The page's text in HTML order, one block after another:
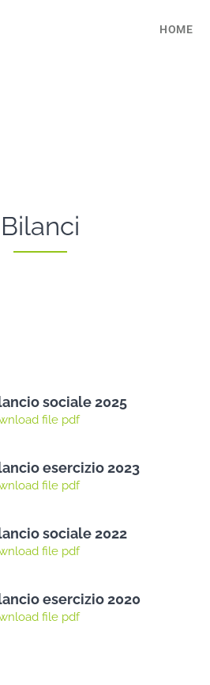
HOME
Bilanci
sociale 2025
file pdf
esercizio 2023
file pdf
sociale 2022
file pdf
esercizio 2020
file pdf